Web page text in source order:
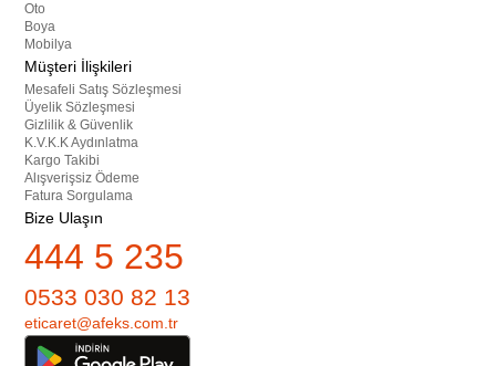
Oto
Boya
Mobilya
Müşteri İlişkileri
Mesafeli Satış Sözleşmesi
Üyelik Sözleşmesi
Gizlilik & Güvenlik
K.V.K.K Aydınlatma
Kargo Takibi
Alışverişsiz Ödeme
Fatura Sorgulama
Bize Ulaşın
444 5 235
0533 030 82 13
eticaret@afeks.com.tr